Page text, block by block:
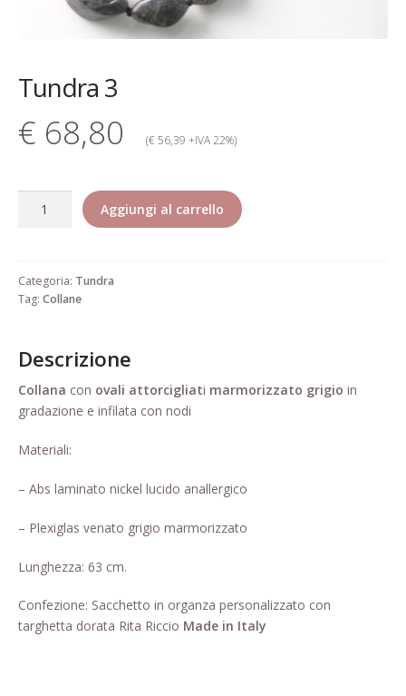
Contatti
Gioielli alta bigiotteria di lusso
Il mio account
Refund and Returns Policy
Rintraccia il tuo ordine
Tundra 3
€ 68,80 (€ 56,39 +IVA 22%)
Aggiungi al carrello
Categoria: Tundra
Tag: Collane
Descrizione
Collana con ovali attorcigliati marmorizzato grigio in
gradazione e infilata con nodi
Materiali:
– Abs laminato nickel lucido anallergico
– Plexiglas venato grigio marmorizzato
Lunghezza: 63 cm.
Confezione: Sacchetto in organza personalizzato con
targhetta dorata Rita Riccio Made in Italy